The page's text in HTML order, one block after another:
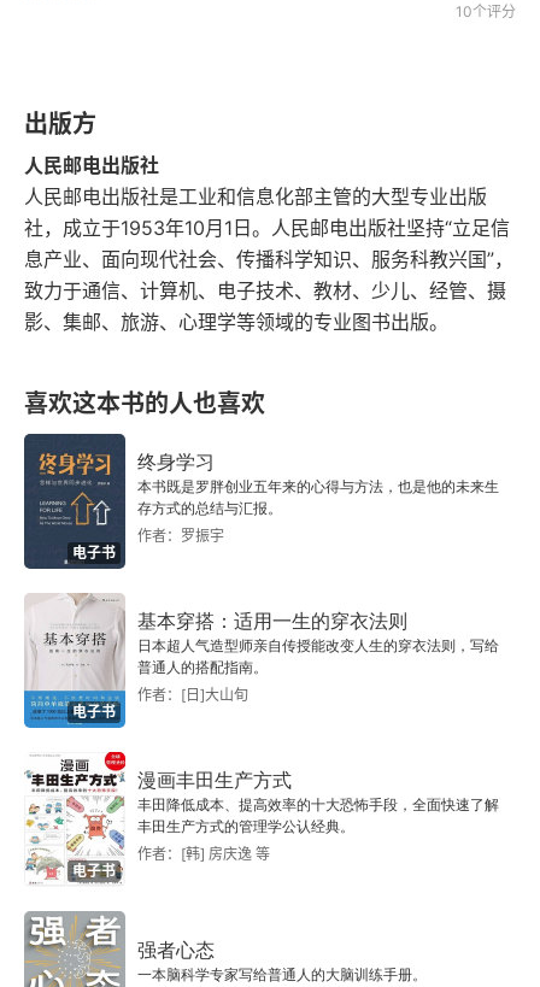
1.3.1 智能化
1.3.2 自动化
1.3.3 信息化
1.3.4 集成化
1.4.2 如何成为供应链环节中的关键部分
1.4.3 如何高效、高质地使用第三方物流
1.4.4 连锁企业的供应链必须是智能而敏捷的
第2章 智能时代的库存管理策略及方法
2.1 库存管理系统的组织结构与各岗位职责
2.1.1 库存管理系统的组织结构
2.1.2 库存管理系统中各岗位职责
2.2 如何进行智能仓库的规划管理
2.2.1 智能仓库的规划目标
10个评分
出版方
人民邮电出版社
人民邮电出版社是工业和信息化部主管的大型专业出版
社，成立于1953年10月1日。人民邮电出版社坚持“立足信
息产业、面向现代社会、传播科学知识、服务科教兴国”，
致力于通信、计算机、电子技术、教材、少儿、经管、摄
影、集邮、旅游、心理学等领域的专业图书出版。
喜欢这本书的人也喜欢
电子书
终身学习
本书既是罗胖创业五年来的心得与方法，也是他的未来生
存方式的总结与汇报。
作者：罗振宇
电子书
基本穿搭：适用一生的穿衣法则
日本超人气造型师亲自传授能改变人生的穿衣法则，写给
普通人的搭配指南。
作者：[日]大山旬
电子书
漫画丰田生产方式
丰田降低成本、提高效率的十大恐怖手段，全面快速了解
丰田生产方式的管理学公认经典。
作者：[韩] 房庆逸 等
强者心态
一本脑科学专家写给普通人的大脑训练手册。